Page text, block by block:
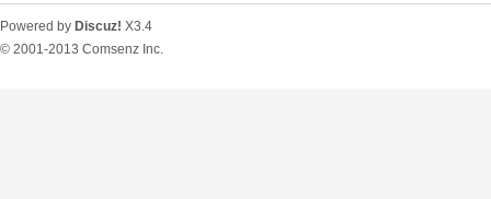
Powered by Discuz! X3.4
© 2001-2013 Comsenz Inc.